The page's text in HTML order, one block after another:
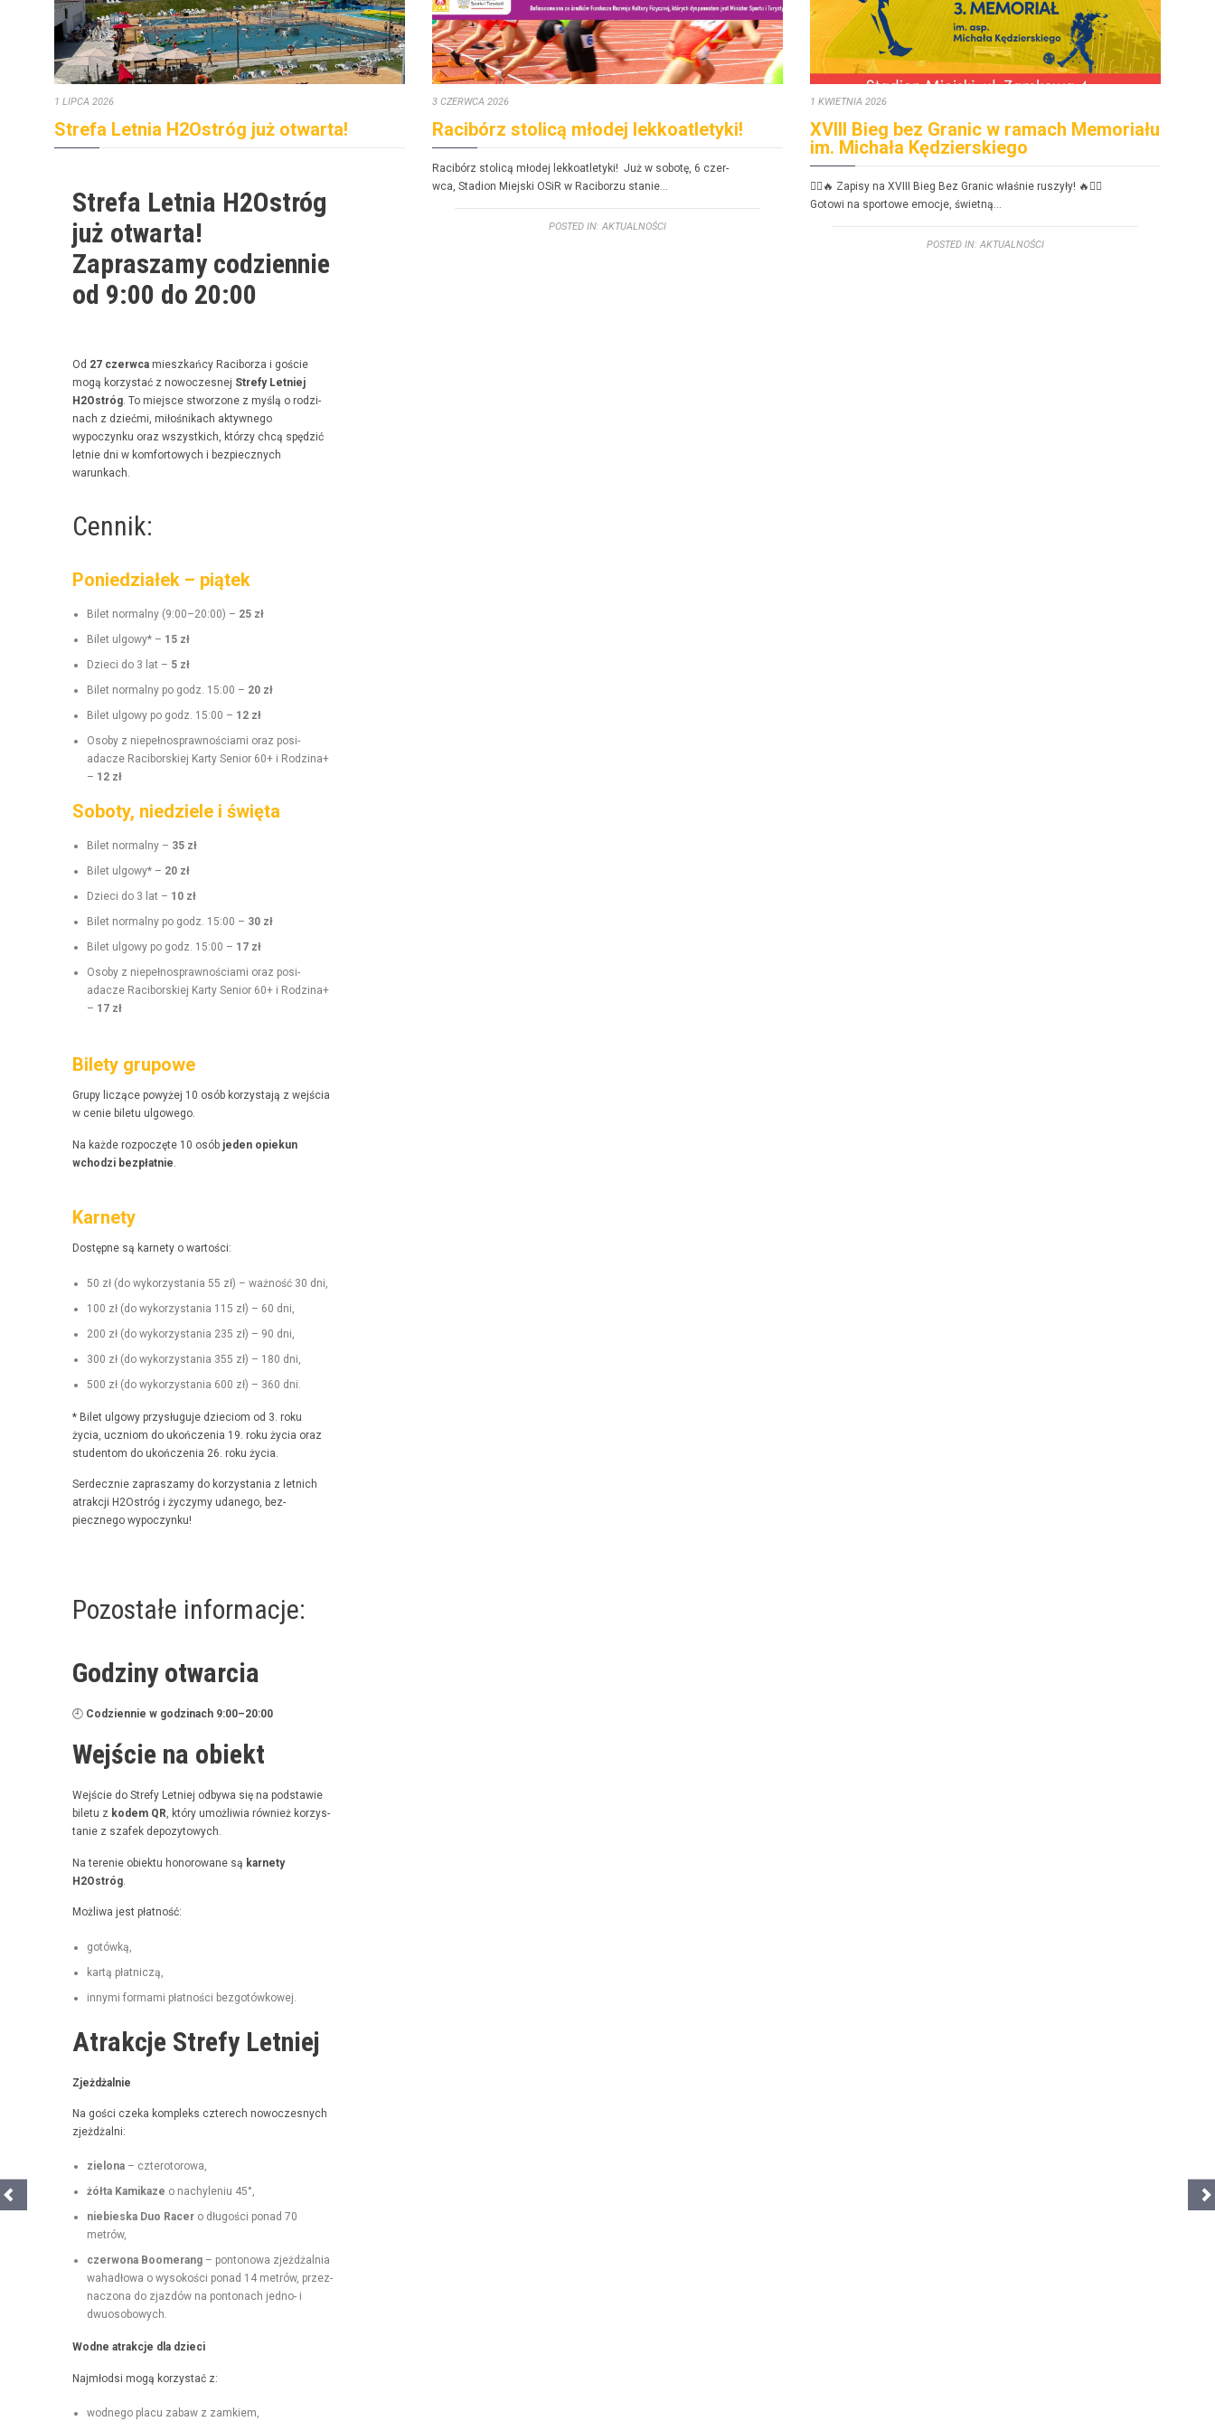
1 LIPCA 2026
Strefa Letnia H2Ostróg już otwarta!
Strefa Letnia H2Ostróg
już otwarta!
Zapraszamy codziennie
od 9:00 do 20:00
Od 27 czer­w­ca mieszkań­cy Raci­borza i goś­cie
mogą korzys­tać z nowoczes­nej Stre­fy Let­niej
H2Ostróg. To miejsce stwor­zone z myślą o rodz­i­
nach z dzieć­mi, miłośnikach akty­wnego
wypoczynku oraz wszys­t­kich, którzy chcą spędz­ić
let­nie dni w kom­for­towych i bez­piecznych
warunkach.
Cennik:
Poniedziałek – piątek
Bilet nor­mal­ny (9:00–20:00) – 25 zł
Bilet ulgo­wy* – 15 zł
Dzieci do 3 lat – 5 zł
Bilet nor­mal­ny po godz. 15:00 – 20 zł
Bilet ulgo­wy po godz. 15:00 – 12 zł
Oso­by z niepełnosprawnoś­ci­a­mi oraz posi­
adacze Raci­borskiej Kar­ty Senior 60+ i Rodz­i­na+
– 12 zł
Soboty, niedziele i święta
Bilet nor­mal­ny – 35 zł
Bilet ulgo­wy* – 20 zł
Dzieci do 3 lat – 10 zł
Bilet nor­mal­ny po godz. 15:00 – 30 zł
Bilet ulgo­wy po godz. 15:00 – 17 zł
Oso­by z niepełnosprawnoś­ci­a­mi oraz posi­
adacze Raci­borskiej Kar­ty Senior 60+ i Rodz­i­na+
– 17 zł
Bilety grupowe
Grupy liczące powyżej 10 osób korzys­ta­ją z wejś­cia
w cenie bile­tu ulgowego.
Na każde rozpoczęte 10 osób jeden opiekun
wchodzi bezpłat­nie.
Karnety
Dostęp­ne są kar­ne­ty o wartości:
50 zł (do wyko­rzys­ta­nia 55 zł) – ważność 30 dni,
100 zł (do wyko­rzys­ta­nia 115 zł) – 60 dni,
200 zł (do wyko­rzys­ta­nia 235 zł) – 90 dni,
300 zł (do wyko­rzys­ta­nia 355 zł) – 180 dni,
500 zł (do wyko­rzys­ta­nia 600 zł) – 360 dni.
* Bilet ulgo­wy przysługu­je dzieciom od 3. roku
życia, uczniom do ukończenia 19. roku życia oraz
stu­den­tom do ukończenia 26. roku życia.
Serdecznie zaprasza­my do korzys­ta­nia z let­nich
atrakcji H2Ostróg i życzymy udanego, bez­
piecznego wypoczynku!
Pozostałe informacje:
Godziny otwarcia
🕘 Codzi­en­nie w godz­i­nach 9:00–20:00
Wejście na obiekt
Wejś­cie do Stre­fy Let­niej odby­wa się na pod­staw­ie
bile­tu z kodem QR, który umożli­wia również korzys­
tanie z szafek depozytowych.
Na tere­nie obiek­tu hon­orowane są kar­ne­ty
H2Ostróg
Możli­wa jest płatność:
gotówką,
kartą płat­niczą,
inny­mi for­ma­mi płat­noś­ci bezgotówkowej.
Atrakcje Strefy Letniej
Zjeżdżal­nie
Na goś­ci czeka kom­pleks czterech nowoczes­nych
zjeżdżalni:
zielona– czterotorowa,
żół­ta Kamikaze o nachyle­niu 45°,
niebies­ka Duo Rac­ero dłu­goś­ci pon­ad 70
metrów,
czer­wona Boomerang– pontonowa zjeżdżal­nia
wahadłowa o wysokoś­ci pon­ad 14 metrów, przez­
nac­zona do zjazdów na pon­tonach jed­no- i
dwuosobowych.
Wodne atrakc­je dla dzieci
Najmłod­si mogą korzys­tać z:
wod­nego placu zabaw z zamkiem,
3 CZERWCA 2026
Racibórz stolicą młodej lekkoatletyki!
Racibórz stolicą młodej lekkoatle­ty­ki! Już w sobotę, 6 czer­
w­ca, Sta­dion Miejs­ki OSiR w Raci­borzu stanie…
POSTED IN: AKTUALNOŚCI
1 KWIETNIA 2026
XVIII Bieg bez Granic w ramach Memoriału
im. Michała Kędzierskiego
🏃‍♂️🔥 Zapisy na XVIII Bieg Bez Granic właśnie ruszyły! 🔥🏃‍♀️
Gotowi na sportowe emoc­je, świetną…
POSTED IN: AKTUALNOŚCI